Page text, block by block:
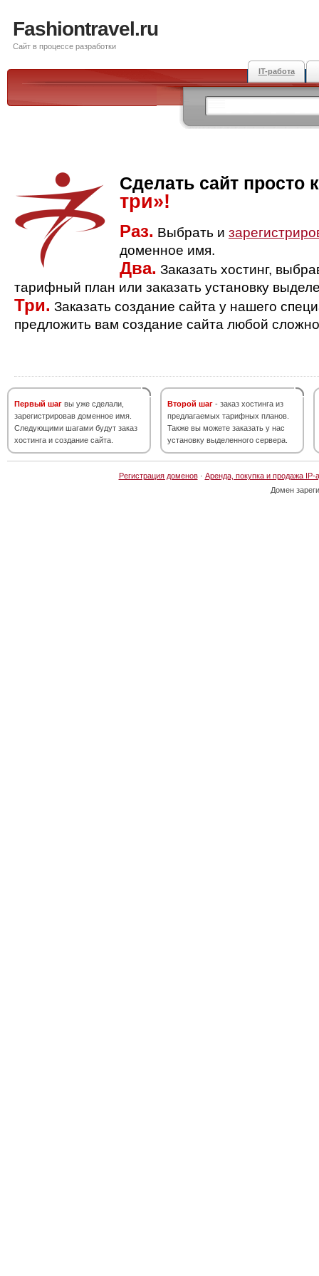
Fashiontravel.ru
Сайт в процессе разработки
IT-работа
Сделать сайт просто
три»!
Раз. Выбрать и
доменное имя.
Два. Заказать хостинг,
тарифный план или заказать установку
Три. Заказать создание сайта у нашего
предложить вам создание сайта любой
Первый шаг вы уже сделали,
зарегистрировав доменное имя.
Следующими шагами будут заказ
хостинга и создание сайта.
Второй шаг - заказ хостинга из
предлагаемых тарифных планов.
Также вы можете заказать у нас
установку выделенного сервера.
Регистрация доменов· Аренда, покупка и продажа IP-
Домен